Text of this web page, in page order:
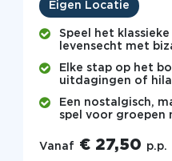
Eigen Locatie
Speel het
levensecht met
Elke stap op het
uitdagingen of
Een nostalgisch,
spel voor groepen
Vanaf € 27,50 p.p.